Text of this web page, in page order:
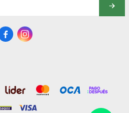
 